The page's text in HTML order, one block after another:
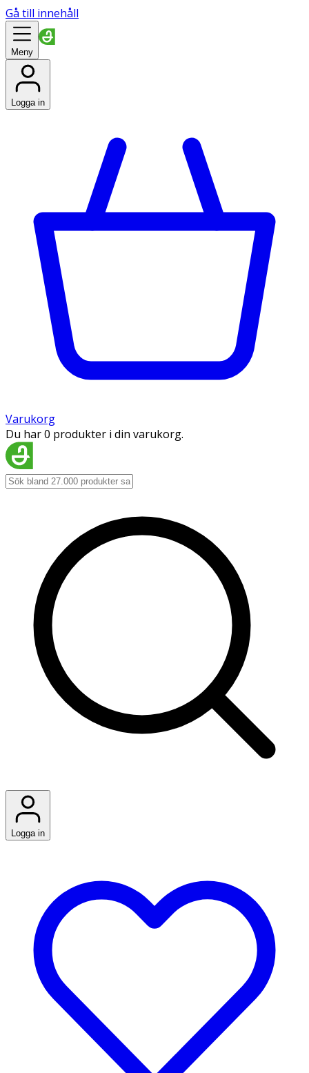
Gå till innehåll
Meny
Logga in
Varukorg
Du har 0 produkter i din varukorg.
Logga in